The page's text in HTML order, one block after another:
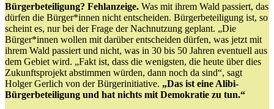
Bürgerbeteiligung? Fehlanzeige. Was mit ihrem Wald passiert, das
dürfen die Bürger*innen nicht entscheiden. Bürgerbeteiligung ist, so
scheint es, nur bei der Frage der Nachnutzung geplant. „Die
Bürger*innen wollen mit darüber entscheiden dürfen, was jetzt mit
ihrem Wald passiert und nicht, was in 30 bis 50 Jahren eventuell aus
dem Gebiet wird. „Fakt ist, dass die wenigsten, die heute über dies
Zukunftsprojekt abstimmen würden, dann noch da sind“, sagt
Holger Gerlich von der Bürgerinitiative. „Das ist eine Alibi-
Bürgerbeteiligung und hat nichts mit Demokratie zu tun.“